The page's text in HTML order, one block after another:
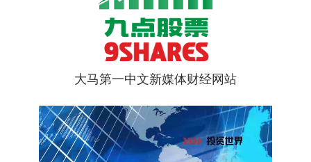
9点股票
大马第一中文新媒体财经网站